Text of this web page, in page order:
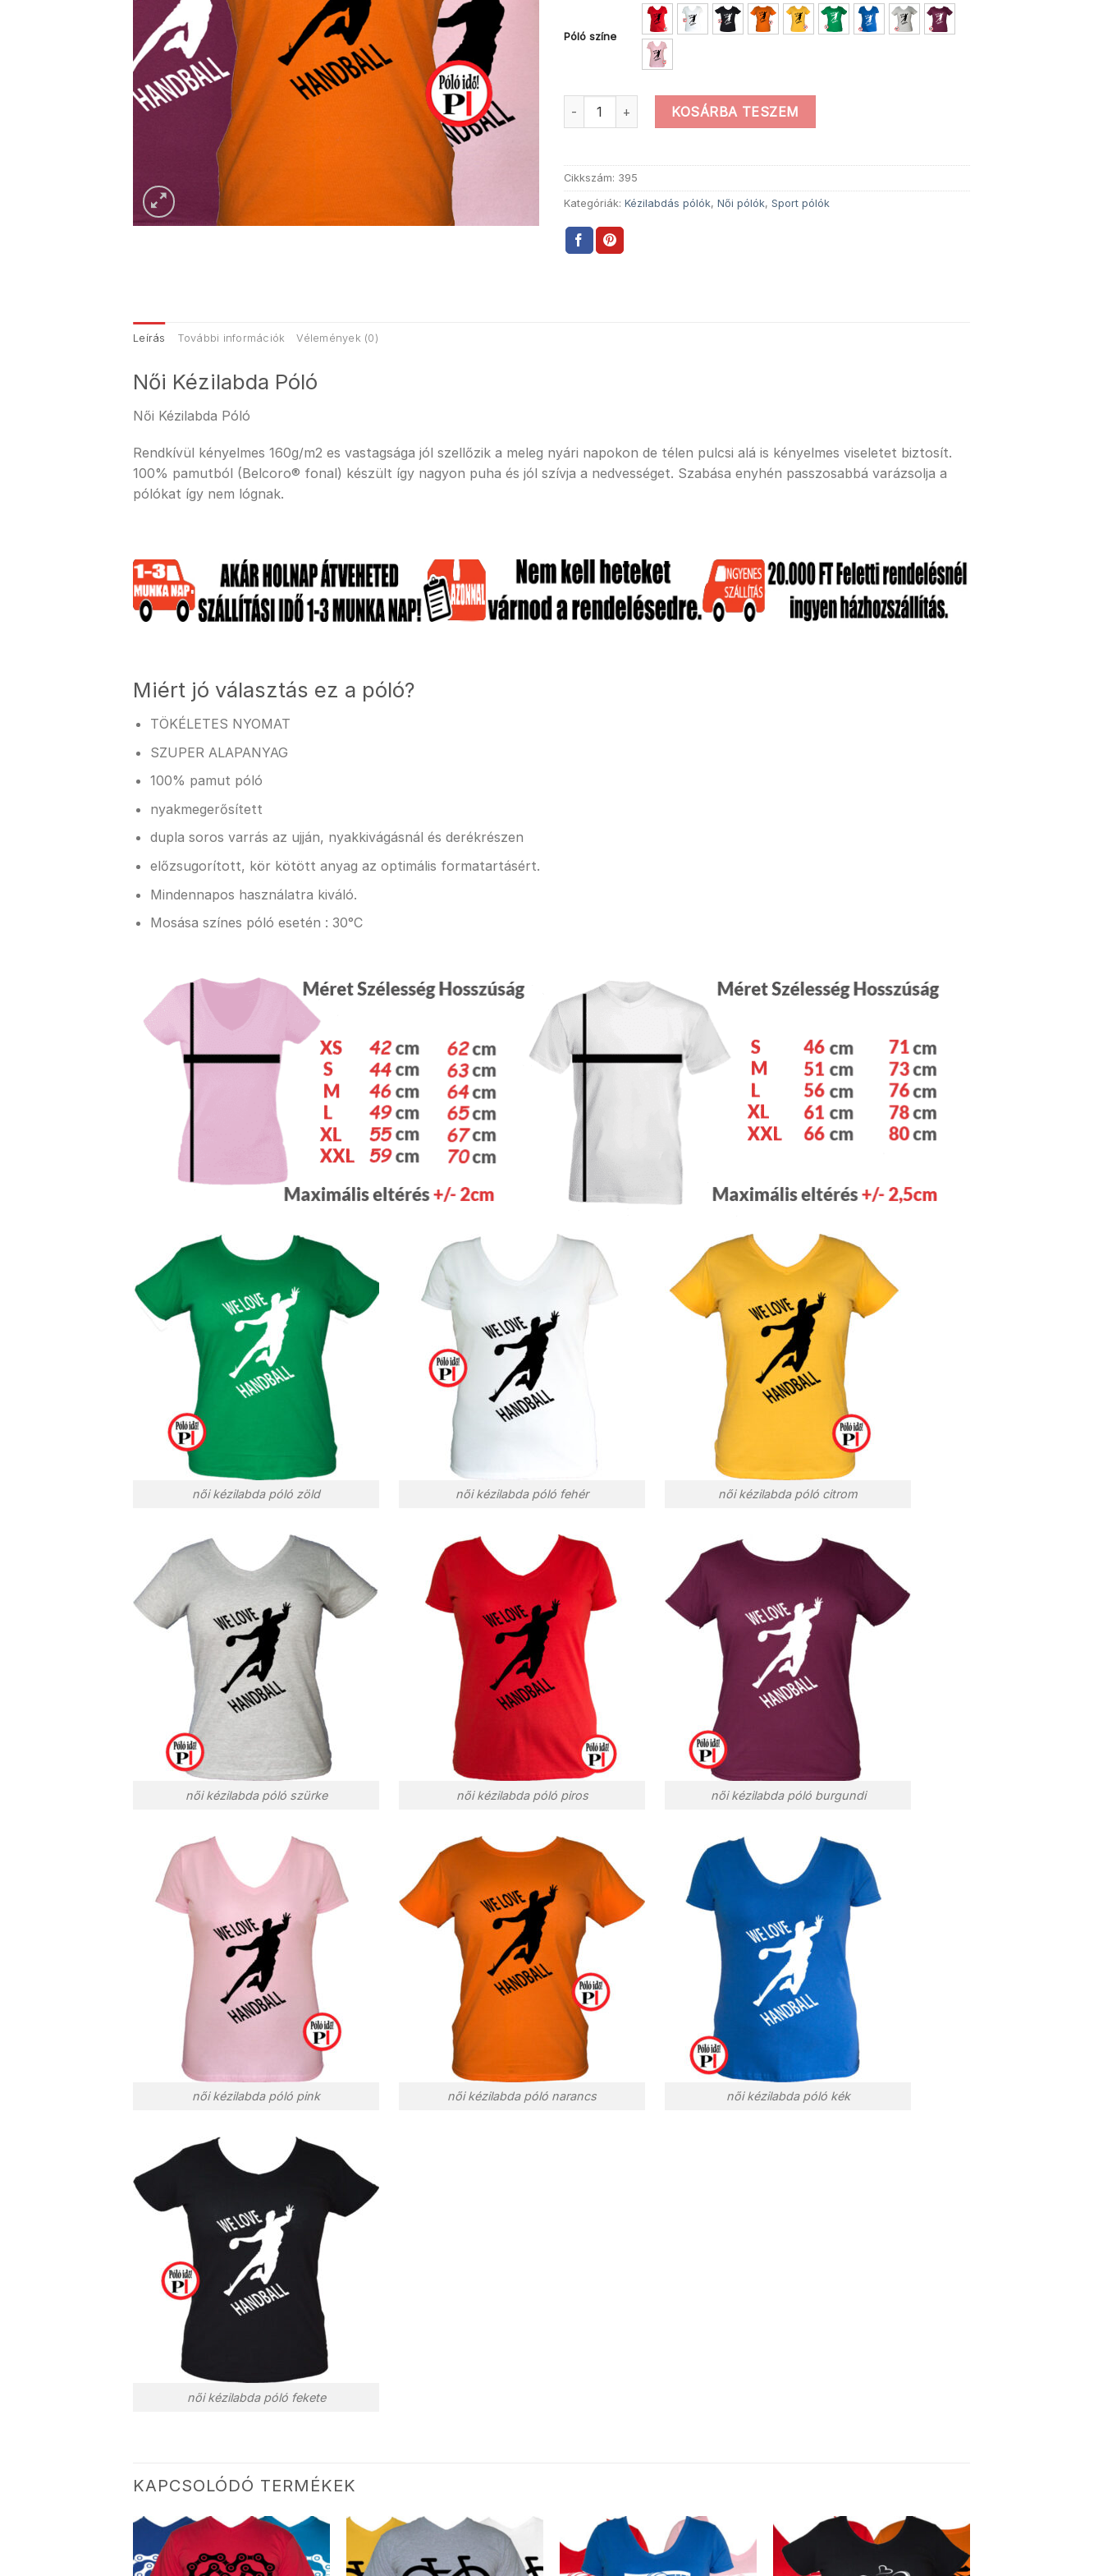
Póló színe
Női Kézilabda Póló mennyiségKOSÁRBA TESZEM
Cikkszám: 395
Kategóriák: Kézilabdás pólók, Női pólók, Sport pólók
Leírás További információk Vélemények (0)
Női Kézilabda Póló
Női Kézilabda Póló
Rendkívül kényelmes 160g/m2 es vastagsága jól szellőzik a meleg nyári napokon de télen pulcsi alá is kényelmes viseletet biztosít.
100% pamutból (Belcoro® fonal) készült így nagyon puha és jól szívja a nedvességet. Szabása enyhén passzosabbá varázsolja a
pólókat így nem lógnak.
Miért jó választás ez a póló?
TÖKÉLETES NYOMAT
SZUPER ALAPANYAG
100% pamut póló
nyakmegerősített
dupla soros varrás az ujján, nyakkivágásnál és derékrészen
előzsugorított, kör kötött anyag az optimális formatartásért.
Mindennapos használatra kiváló.
Mosása színes póló esetén : 30°C
női kézilabda póló zöld női kézilabda póló fehér női kézilabda póló citrom
női kézilabda póló szürke női kézilabda póló piros női kézilabda póló burgundi
női kézilabda póló pink női kézilabda póló narancs női kézilabda póló kék
női kézilabda póló fekete
KAPCSOLÓDÓ TERMÉKEK